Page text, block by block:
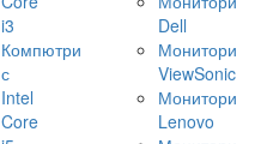
i3
Компютри
с
Intel
Core
Dell
Монитори
ViewSonic
Монитори
Lenovo